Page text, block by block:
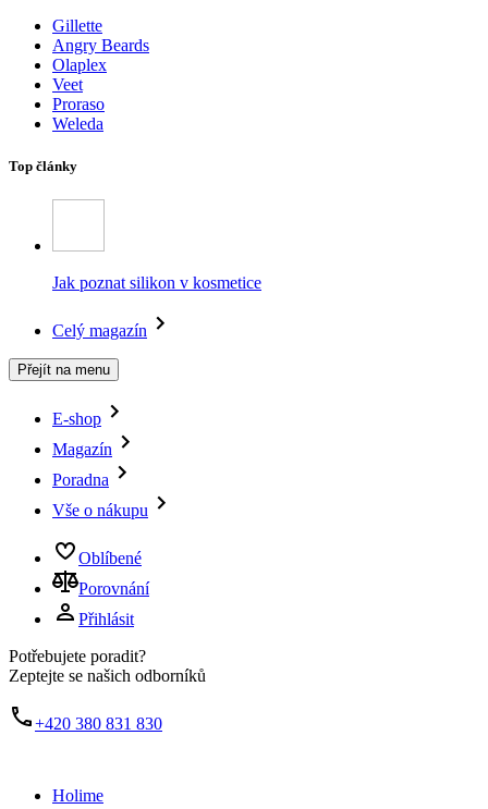
Gillette
Angry Beards
Olaplex
Veet
Proraso
Weleda
Top články
Jak poznat silikon v kosmetice
Celý magazín
Přejít na menu
E-shop
Magazín
Poradna
Vše o nákupu
Oblíbené
Porovnání
Přihlásit
Potřebujete poradit?
Zeptejte se našich odborníků
+420 380 831 830
Holime